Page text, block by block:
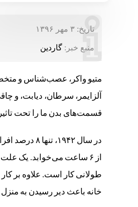
تاریخ: ۳ مهر ۱۳۹۶
منبع خبر: گاردین
متیو واکر، عصب‌شناس و
قسمت‌های بدن ما را تحت
از ۶ ساعت می‌خوابد. یک
طولانی کار است. علاوه بر
خانه باعث دیر رسیدن به